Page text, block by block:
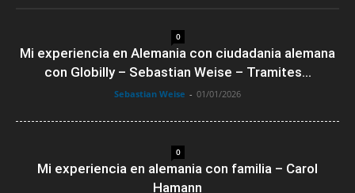
0
Mi experiencia en Alemania con ciudadania alemana
con Globilly – Sebastian Weise – Tramites...
Sebastian Weise - 01/01/2026
0
Mi experiencia en alemania con familia – Carol
Hamann